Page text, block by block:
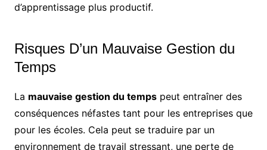
d’apprentissage plus productif.
Risques D’un Mauvaise Gestion du
Temps
La mauvaise gestion du tempspeut entraîner des
conséquences néfastes tant pour les entreprises que
pour les écoles. Cela peut se traduire par un
environnement de travail stressant, une perte de